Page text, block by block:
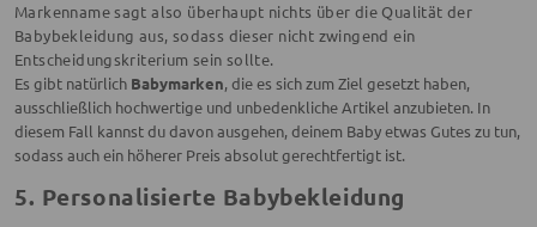
Markenname sagt also überhaupt nichts über die Qualität der
Babybekleidung aus, sodass dieser nicht zwingend ein
Entscheidungskriterium sein sollte.
Es gibt natürlich Babymarken, die es sich zum Ziel gesetzt haben,
ausschließlich hochwertige und unbedenkliche Artikel anzubieten. In
diesem Fall kannst du davon ausgehen, deinem Baby etwas Gutes zu tun,
sodass auch ein höherer Preis absolut gerechtfertigt ist.
5. Personalisierte Babybekleidung